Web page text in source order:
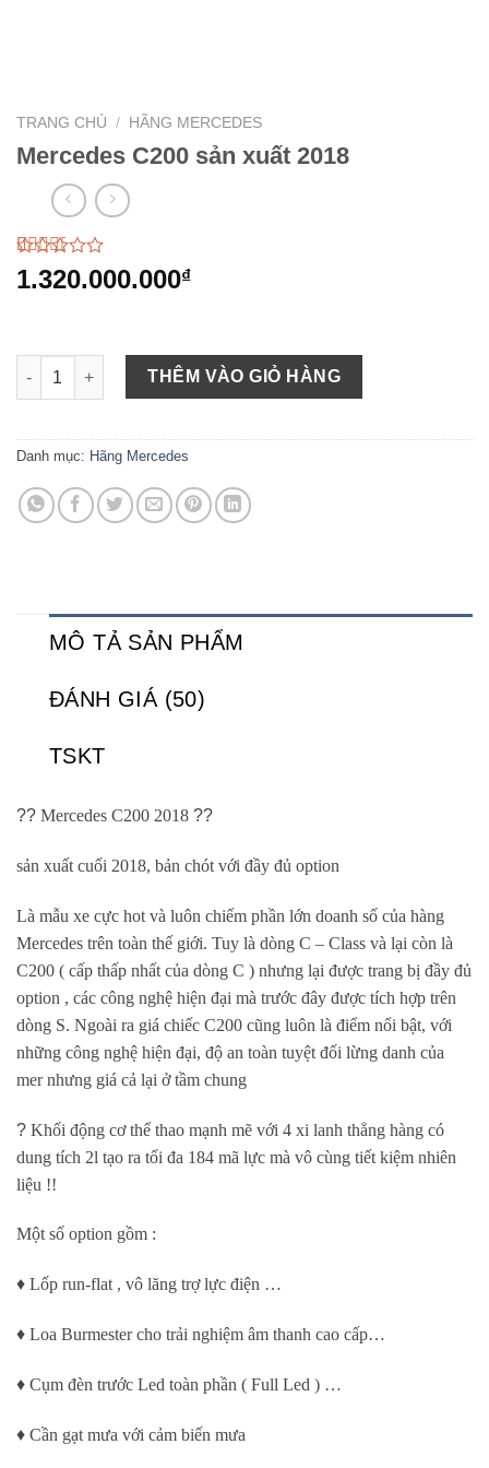
TRANG CHỦ / HÃNG MERCEDES
Mercedes C200 sản xuất 2018
2.78
trên 5
49
giá
1.320.000.000₫
Mercedes C200 sản xuất 2018 số lượng
THÊM VÀO GIỎ HÀNG
Danh mục: Hãng Mercedes
MÔ TẢ SẢN PHẨM
ĐÁNH GIÁ (50)
TSKT
?? Mercedes C200 2018 ??
sản xuất cuối 2018, bản chót với đầy đủ option
Là mẫu xe cực hot và luôn chiếm phần lớn doanh số của hàng
Mercedes trên toàn thế giới. Tuy là dòng C – Class và lại còn là
C200 ( cấp thấp nhất của dòng C ) nhưng lại được trang bị đầy đủ
option , các công nghệ hiện đại mà trước đây được tích hợp trên
dòng S. Ngoài ra giá chiếc C200 cũng luôn là điểm nổi bật, với
những công nghệ hiện đại, độ an toàn tuyệt đối lừng danh của
mer nhưng giá cả lại ở tầm chung
? Khối động cơ thể thao mạnh mẽ với 4 xi lanh thẳng hàng có
dung tích 2l tạo ra tối đa 184 mã lực mà vô cùng tiết kiệm nhiên
liệu !!
Một số option gồm :
♦️ Lốp run-flat , vô lăng trợ lực điện …
♦️ Loa Burmester cho trải nghiệm âm thanh cao cấp…
♦️ Cụm đèn trước Led toàn phần ( Full Led ) …
♦️ Cần gạt mưa với cảm biến mưa